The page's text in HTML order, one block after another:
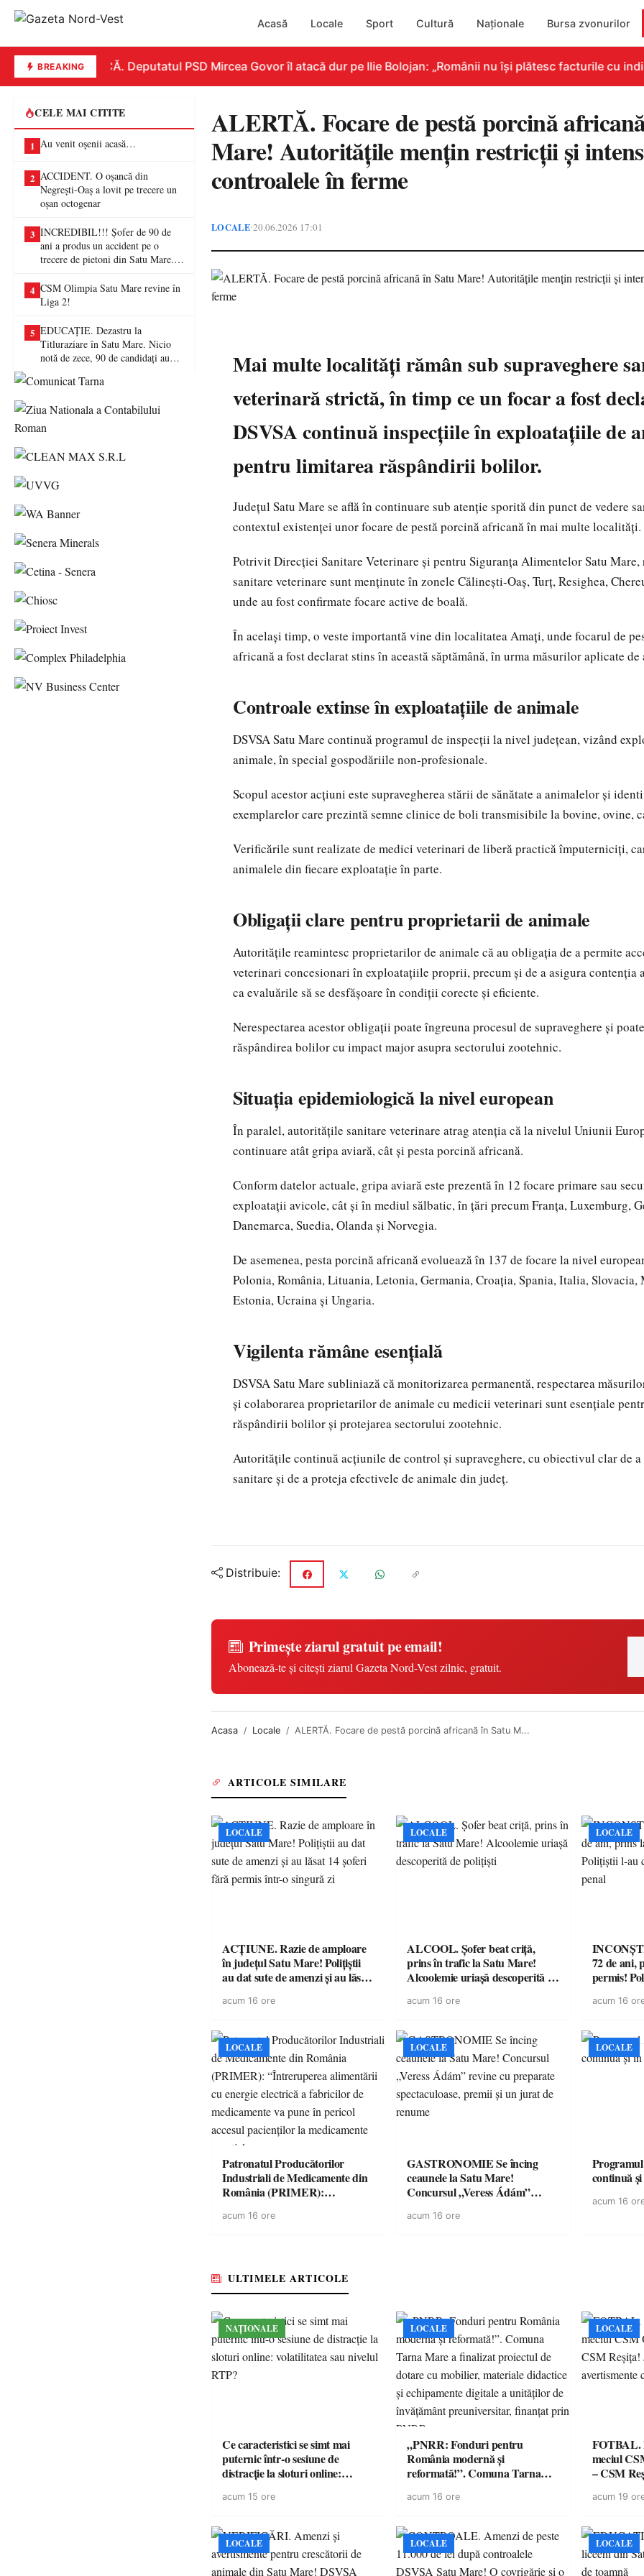
Acasă Locale Sport Cultură Naționale Bursa zvonurilor
BREAKINGREPLICĂ. Deputatul PSD Mircea Govor îl atacă dur pe Ilie Bolojan: „Românii nu își plătesc facturile cu
CELE MAI CITITE
1 Au venit oșenii acasă…
2 ACCIDENT. O oșancă din
Negrești-Oaș a lovit pe trecere un
oșan octogenar
3 INCREDIBIL!!! Șofer de 90 de
ani a produs un accident pe o
trecere de pietoni din Satu Mare. O
4 CSM Olimpia Satu Mare revine în
Liga 2!
5 EDUCAȚIE. Dezastru la
Titluraziare în Satu Mare. Nicio
notă de zece, 90 de candidați au
ALERTĂ. Focare de pestă porcină
Mare! Autoritățile mențin restricții și
controalele în ferme
LOCALE•20.06.2026 17:01
Mai multe localități rămân sub supraveghere
veterinară strictă, în timp ce un focar a fost
DSVSA continuă inspecțiile în exploatațiile de
pentru limitarea răspândirii bolilor.
Județul Satu Mare se află în continuare sub atenție sporită din punct de vedere
contextul existenței unor focare de pestă porcină africană în mai multe localități.
Potrivit Direcției Sanitare Veterinare și pentru Siguranța Alimentelor Satu
sanitare veterinare sunt menținute în zonele Călinești-Oaș, Turț, Resighea,
unde au fost confirmate focare active de boală.
În același timp, o veste importantă vine din localitatea Amați, unde focarul de
africană a fost declarat stins în această săptămână, în urma măsurilor aplicate
Controale extinse în exploatațiile de animale
DSVSA Satu Mare continuă programul de inspecții la nivel județean, vizând
animale, în special gospodăriile non-profesionale.
Scopul acestor acțiuni este supravegherea stării de sănătate a animalelor și
exemplarelor care prezintă semne clinice de boli transmisibile la bovine, ovine,
Verificările sunt realizate de medici veterinari de liberă practică împuterniciți,
animalele din fiecare exploatație în parte.
Obligații clare pentru proprietarii de animale
Autoritățile reamintesc proprietarilor de animale că au obligația de a permite
veterinari concesionari în exploatațiile proprii, precum și de a asigura contenția
ca evaluările să se desfășoare în condiții corecte și eficiente.
Nerespectarea acestor obligații poate îngreuna procesul de supraveghere și
răspândirea bolilor cu impact major asupra sectorului zootehnic.
Situația epidemiologică la nivel european
În paralel, autoritățile sanitare veterinare atrag atenția că la nivelul Uniunii
continuare atât gripa aviară, cât și pesta porcină africană.
Conform datelor actuale, gripa aviară este prezentă în 12 focare primare sau
exploatații avicole, cât și în mediul sălbatic, în țări precum Franța, Luxemburg,
Danemarca, Suedia, Olanda și Norvegia.
De asemenea, pesta porcină africană evoluează în 137 de focare la nivel
Polonia, România, Lituania, Letonia, Germania, Croația, Spania, Italia, Slovacia,
Estonia, Ucraina și Ungaria.
Vigilenta rămâne esențială
DSVSA Satu Mare subliniază că monitorizarea permanentă, respectarea
și colaborarea proprietarilor de animale cu medicii veterinari sunt esențiale
răspândirii bolilor și protejarea sectorului zootehnic.
Autoritățile continuă acțiunile de control și supraveghere, cu obiectivul clar de
sanitare și de a proteja efectivele de animale din județ.
Distribuie:
Primește ziarul gratuit pe email!
Abonează-te și citești ziarul Gazeta Nord-Vest zilnic, gratuit.
Acasa Locale ALERTĂ. Focare de pestă porcină africană în Satu M...
ARTICOLE SIMILARE
LOCALE
ACȚIUNE. Razie de amploare
în județul Satu Mare! Polițiștii
au dat sute de amenzi și au lăsat
singură zi
acum 16 ore
LOCALE
ALCOOL. Șofer beat criță,
prins în trafic la Satu Mare!
Alcoolemie uriașă descoperită de
acum 16 ore
LOCALE
72 de ani,
permis!
acum 16
LOCALE
Patronatul Producătorilor
Industriali de Medicamente din
România (PRIMER):
energie electrică a fabricilor de
acum 16 ore
LOCALE
GASTRONOMIE Se încing
ceaunele la Satu Mare!
Concursul „Veress Ádám”
spectaculoase, premii și un jurat
acum 16 ore
LOCALE
continuă
acum 16
ULTIMELE ARTICOLE
NAȚIONALE
Ce caracteristici se simt mai
puternic într-o sesiune de
distracție la sloturi online:
acum 15 ore
LOCALE
„PNRR: Fonduri pentru
România modernă și
reformată!”. Comuna Tarna
dotare cu mobilier, materiale
a unităților de învățământ
preuniversitar, finanțat prin
PNRR
acum 16 ore
LOCALE
FOTBAL.
meciul
– CSM
suporteri
acum 19
LOCALE LOCALE LOCALE